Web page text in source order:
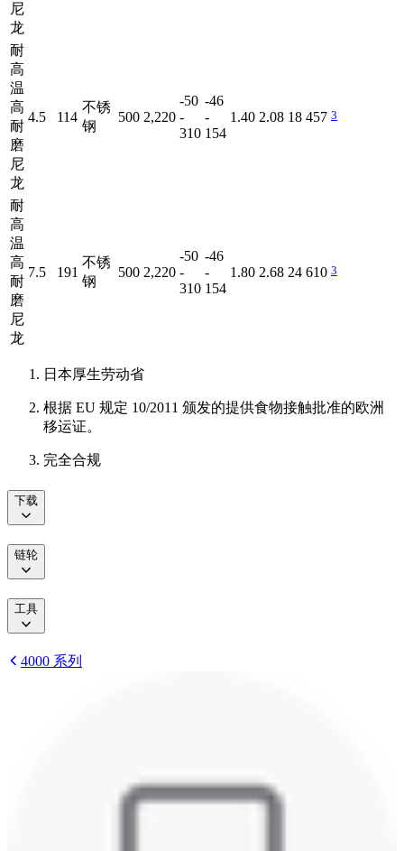
尼
龙
耐
高
温
高
耐
磨
尼
龙
4.5 114
不锈
钢
500 2,220
-50
-
310
-46
-
154
1.40 2.08 18 457 3
耐
高
温
高
耐
磨
尼
龙
7.5 191
不锈
钢
500 2,220
-50
-
310
-46
-
154
1.80 2.68 24 610 3
日本厚生劳动省
根据 EU 规定 10/2011 颁发的提供食物接触批准的欧洲
移运证。
完全合规
下载
链轮
工具
4000 系列